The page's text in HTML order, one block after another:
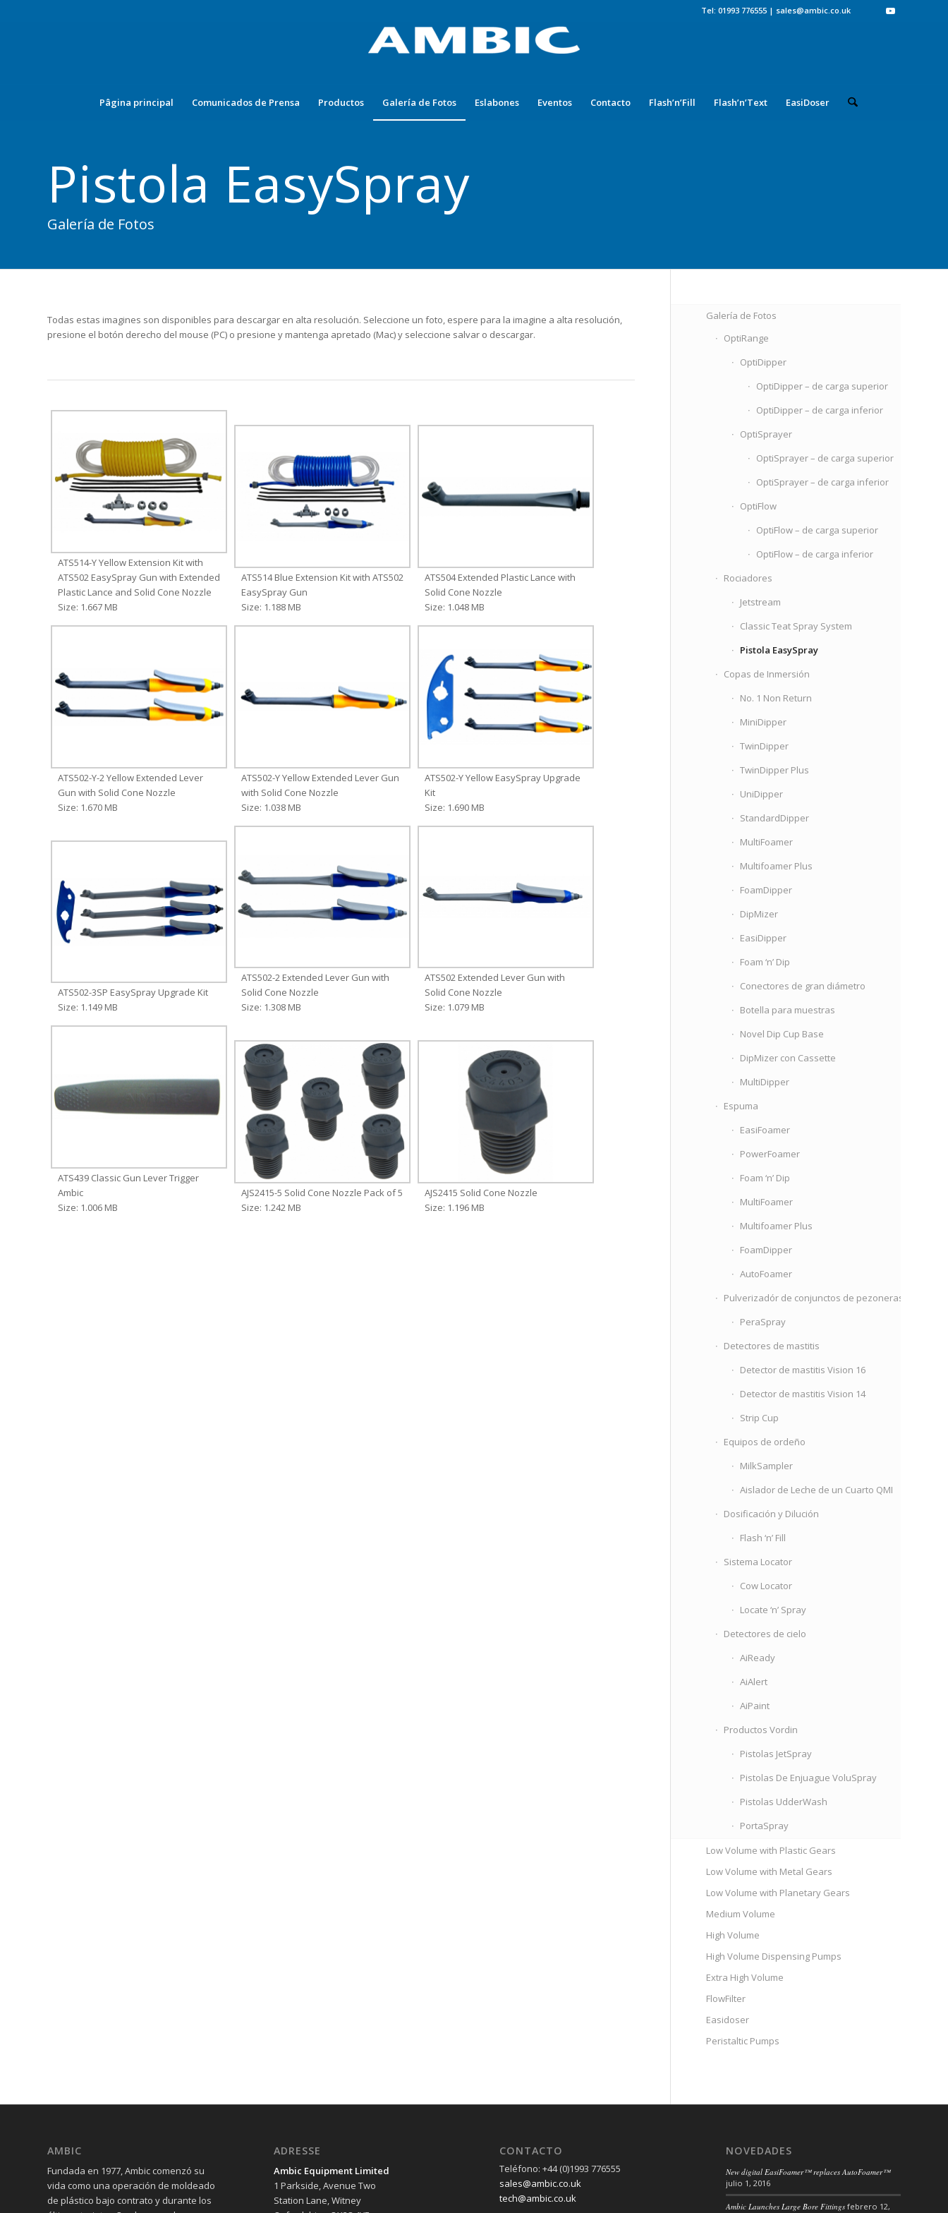
Tel: 01993 776555 | sales@ambic.co.uk
Pâgina principal Comunicados de Prensa Productos Galería de Fotos Eslabones Eventos Contacto Flash’n’Fill Flash’n’Text EasiDoser
Pistola EasySpray
Galería de Fotos
Todas estas imagines son disponibles para descargar en alta resolución. Seleccione un foto, espere para la imagine a alta resolución,
presione el botón derecho del mouse (PC) o presione y mantenga apretado (Mac) y seleccione salvar o descargar.
ATS514-Y Yellow Extension Kit with
ATS502 EasySpray Gun with Extended
Plastic Lance and Solid Cone Nozzle
Size: 1.667 MB
ATS514 Blue Extension Kit with ATS502
EasySpray Gun
Size: 1.188 MB
ATS504 Extended Plastic Lance with
Solid Cone Nozzle
Size: 1.048 MB
ATS502-Y-2 Yellow Extended Lever
Gun with Solid Cone Nozzle
Size: 1.670 MB
ATS502-Y Yellow Extended Lever Gun
with Solid Cone Nozzle
Size: 1.038 MB
ATS502-Y Yellow EasySpray Upgrade
Kit
Size: 1.690 MB
ATS502-3SP EasySpray Upgrade Kit
Size: 1.149 MB
ATS502-2 Extended Lever Gun with
Solid Cone Nozzle
Size: 1.308 MB
ATS502 Extended Lever Gun with
Solid Cone Nozzle
Size: 1.079 MB
ATS439 Classic Gun Lever Trigger
Ambic
Size: 1.006 MB
AJS2415-5 Solid Cone Nozzle Pack of 5
Size: 1.242 MB
AJS2415 Solid Cone Nozzle
Size: 1.196 MB
Galería de Fotos
OptiRange
OptiDipper
OptiDipper – de carga superior
OptiDipper – de carga inferior
OptiSprayer
OptiSprayer – de carga superior
OptiSprayer – de carga inferior
OptiFlow
OptiFlow – de carga superior
OptiFlow – de carga inferior
Rociadores
Jetstream
Classic Teat Spray System
Pistola EasySpray
Copas de Inmersión
No. 1 Non Return
MiniDipper
TwinDipper
TwinDipper Plus
UniDipper
StandardDipper
MultiFoamer
Multifoamer Plus
FoamDipper
DipMizer
EasiDipper
Foam ‘n’ Dip
Conectores de gran diámetro
Botella para muestras
Novel Dip Cup Base
DipMizer con Cassette
MultiDipper
Espuma
EasiFoamer
PowerFoamer
Foam ‘n’ Dip
MultiFoamer
Multifoamer Plus
FoamDipper
AutoFoamer
Pulverizadór de conjunctos de pezoneras
PeraSpray
Detectores de mastitis
Detector de mastitis Vision 16
Detector de mastitis Vision 14
Strip Cup
Equipos de orde­ño
MilkSampler
Aislador de Leche de un Cuarto QMI
Dosificación y Dilución
Flash ‘n’ Fill
Sistema Locator
Cow Locator
Locate ‘n’ Spray
Detectores de cielo
AiReady
AiAlert
AiPaint
Productos Vordin
Pistolas JetSpray
Pistolas De Enjuague VoluSpray
Pistolas UdderWash
PortaSpray
Low Volume with Plastic Gears
Low Volume with Metal Gears
Low Volume with Planetary Gears
Medium Volume
High Volume
High Volume Dispensing Pumps
Extra High Volume
FlowFilter
Easidoser
Peristaltic Pumps
AMBIC
Fundada en 1977, Ambic comenzó su
vida como una operación de moldeado
de plástico bajo contrato y durante los
ADRESSE
Ambic Equipment Limited
1 Parkside, Avenue Two
Station Lane, Witney
CONTACTO
Teléfono: +44 (0)1993 776555
sales@ambic.co.uk
tech@ambic.co.uk
NOVEDADES
New digital EasiFoamer™ replaces AutoFoamer™
julio 1, 2016
Ambic Launches Large Bore Fittings febrero 12,